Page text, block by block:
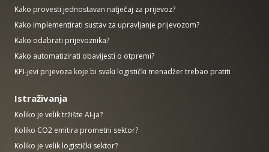
Kako provesti jednostavan natječaj za prijevoz?
Kako implementirati sustav za upravljanje prijevozom?
Kako odabrati prijevoznika?
Kako automatizirati obavijesti o otpremi?
KPI-jevi prijevoza koje bi svaki logistički menadžer trebao pratiti
Istraživanja
Koliko je velik tržište AI-ja?
Koliko CO2 emitira prometni sektor?
Koliko je velik logistički sektor?